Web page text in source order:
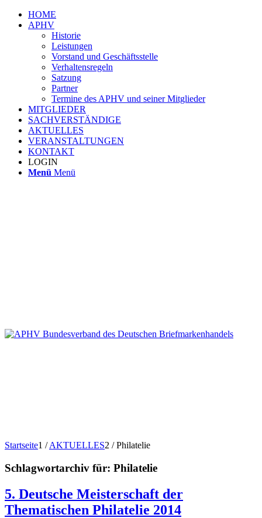
HOME
APHV
Historie
Leistungen
Vorstand und Geschäftsstelle
Verhaltensregeln
Satzung
Partner
Termine des APHV und seiner Mitglieder
MITGLIEDER
SACHVERSTÄNDIGE
AKTUELLES
VERANSTALTUNGEN
KONTAKT
LOGIN
Menü Menü
Startseite1 / AKTUELLES2 / Philatelie
Schlagwortarchiv für: Philatelie
5. Deutsche Meisterschaft der
Thematischen Philatelie 2014